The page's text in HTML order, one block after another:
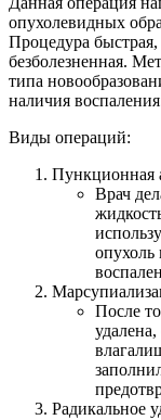
опухолевидных
Процедура
безболезненная.
типа
наличия
Виды операций:
Пункционная
Врач
опухоль
После
Радикальное